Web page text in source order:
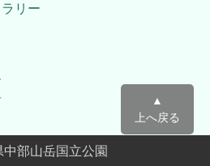
リー
部山岳国立公園
▲
上へ戻る